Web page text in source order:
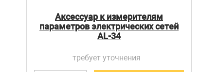
Аксессуар к измерителям
параметров электрических сетей
AL-34
требует уточнения